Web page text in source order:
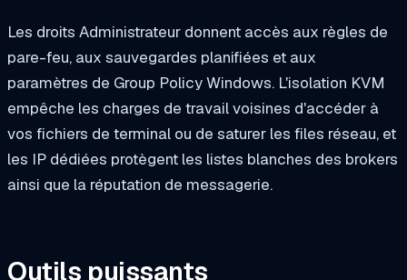
Les droits Administrateur donnent accès aux règles de
pare-feu, aux sauvegardes planifiées et aux
paramètres de Group Policy Windows. L'isolation KVM
empêche les charges de travail voisines d'accéder à
vos fichiers de terminal ou de saturer les files réseau, et
les IP dédiées protègent les listes blanches des brokers
ainsi que la réputation de messagerie.
Outils puissants